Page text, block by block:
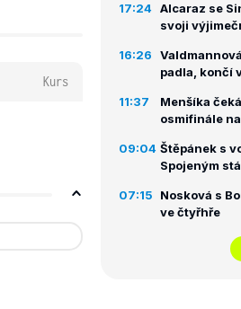
Kurs
17:24 Alcaraz se
svoji
16:26
padla, končí
11:37
Menšíka
osmifinále
09:04 Štěpánek s
Spojeným
07:15
Nosková s
ve čtyřhře